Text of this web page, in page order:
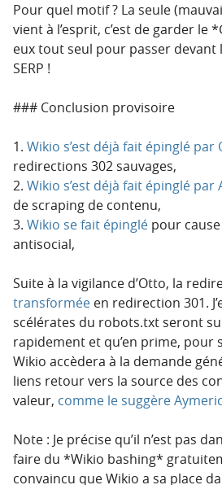
Pour quel motif ? La seule
vient à l’esprit, c’est de garder le
eux tout seul pour passer devant
SERP !
### Conclusion provisoire
1. Wikio s’est déjà fait épinglé par
redirections 302 sauvages,
2. Wikio s’est déjà fait épinglé par
de scraping de contenu,
3. Wikio se fait épinglé pour
antisocial,
Suite à la vigilance d’Otto, la
transformée en redirection 301.
scélérates du robots.txt seront
rapidement et qu’en prime, pour
Wikio accèdera à la demande
liens retour vers la source des
valeur, comme le suggère Aymeric
Note : Je précise qu’il n’est pas
faire du *Wikio bashing*
convaincu que Wikio a sa place